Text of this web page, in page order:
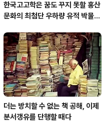
한국고고학은 꿈도 꾸지 못할 홍산
문화의 최첨단 우하량 유적 박물관
더는 방치할 수 없는 책 공해, 이제
분서갱유를 단행할 때다